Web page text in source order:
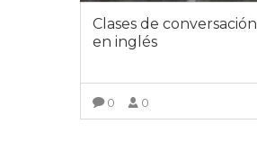
Clases de conversación
en inglés
0 0